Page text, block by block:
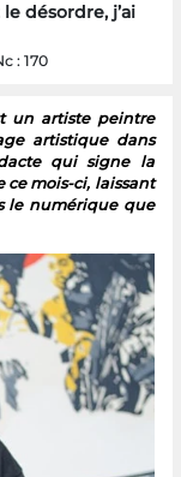
désordre, j’ai
: 170
un artiste peintre
artistique dans
qui signe la
mois-ci, laissant
le numérique que